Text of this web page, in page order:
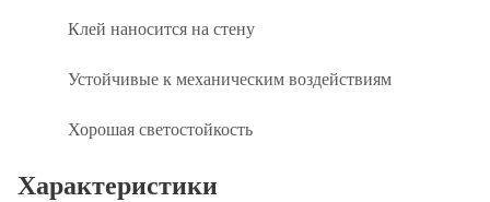
Характеристики
Клей наносится на стену
Устойчивые к механическим воздействиям
Хорошая светостойкость